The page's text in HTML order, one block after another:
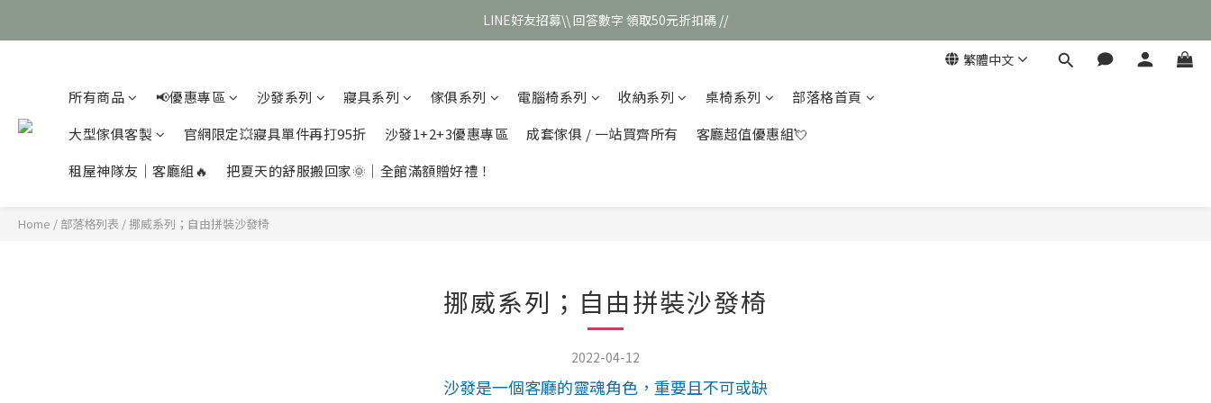
\\新會員註冊// 贈100元購物金❣️
LINE好友招募\\ 回答數字 領取50元折扣碼 //
繁體中文
所有商品 📢優惠專區 沙發系列 寢具系列 傢俱系列 電腦椅系列 收納系列 桌椅系列
部落格首頁
大型傢俱客製
官網限定💥寢具單件再打95折 沙發1+2+3優惠專區 成套傢俱 / 一站買齊所有
客廳超值優惠組💘
租屋神隊友｜客廳組🔥
把夏天的舒服搬回家🌞｜全館滿額贈好禮！
Home / 部落格列表 /挪威系列；自由拼裝沙發椅
挪威系列；自由拼裝沙發椅
2022-04-12
沙發是一個客廳的靈魂角色，重要且不可或缺